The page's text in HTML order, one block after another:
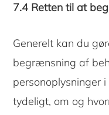
7.4 Retten til at
Generelt kan du
begrænsning af
personoplysninger
tydeligt, om og